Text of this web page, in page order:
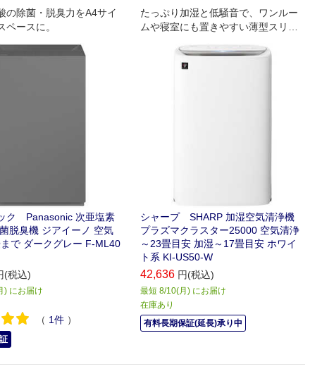
の除菌・脱臭力をA4サイ
ペースに。
ク Panasonic 次亜塩素
脱臭機 ジアイーノ 空気
で ダークグレー F-ML40
(税込)
) にお届け
（ 1件 ）
たっぷり加湿と低騒音で、ワンルー
ムや寝室にも置きやすい薄型スリム
シャープ SHARP 加湿空気清浄機
プラズマクラスター25000 空気清浄
～23畳目安 加湿～17畳目安 ホワイ
ト系 KI-US50-W
42,636 円(税込)
最短 8/10(月) にお届け
在庫あり
有料長期保証(延長)承り中